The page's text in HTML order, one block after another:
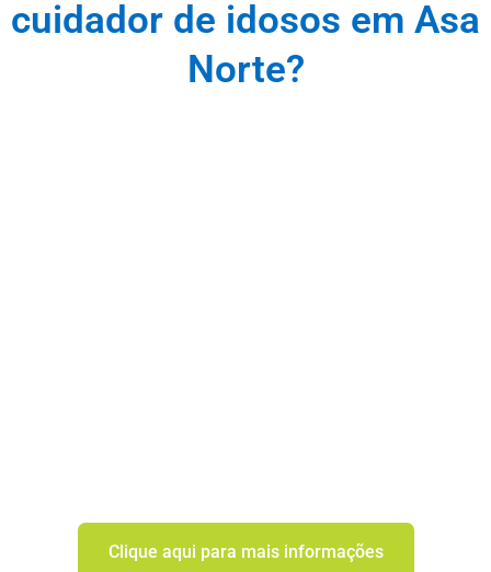
cuidador de idosos em Asa
Norte?
Clique aqui para mais informações